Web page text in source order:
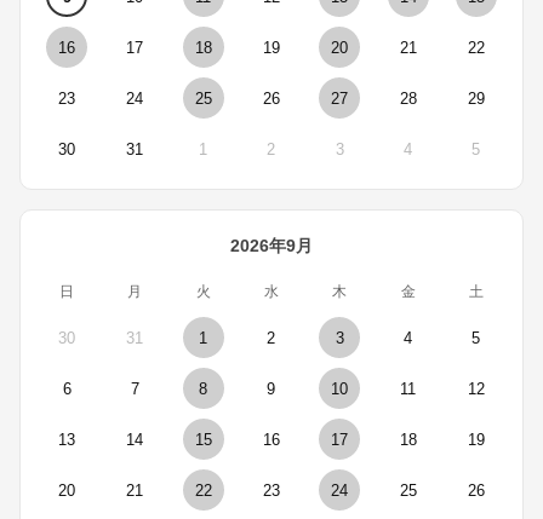
16 17 18 19 20 21 22
23 24 25 26 27 28 29
30 31 1 2 3 4 5
2026年9月
日 月 火 水 木 金 土
30 31 1 2 3 4 5
6 7 8 9 10 11 12
13 14 15 16 17 18 19
20 21 22 23 24 25 26